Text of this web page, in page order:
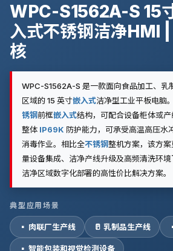
WPC-S1562A-S 15
入式不锈钢洁净HMI
核
WPC-S1562A-S 是一款面向食品加工、乳
区域的 15 英寸嵌入式洁净型工业平板电脑
锈钢前框嵌入式结构，可配合设备柜体或
整体 IP69K 防护能力，可承受高温高压水
消毒作业。相比全不锈钢整机方案，该方
量设备集成、洁净产线升级及高频清洗环
洁净区域数字化部署的高性价比解决方案。
典型应用场景
▪ 肉联厂生产线 🥛 乳制品生产线
▪ 智能包装和视觉检测设备